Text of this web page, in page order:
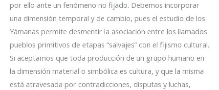
por ello ante un fenómeno no fijado. Debemos incorporar
una dimensión temporal y de cambio, pues el estudio de los
Yámanas permite desmentir la asociación entre los llamados
pueblos primitivos de etapas “salvajes” con el fijismo cultural.
Si aceptamos que toda producción de un grupo humano en
la dimensión material o simbólica es cultura, y que la misma
está atravesada por contradicciones, disputas y luchas,